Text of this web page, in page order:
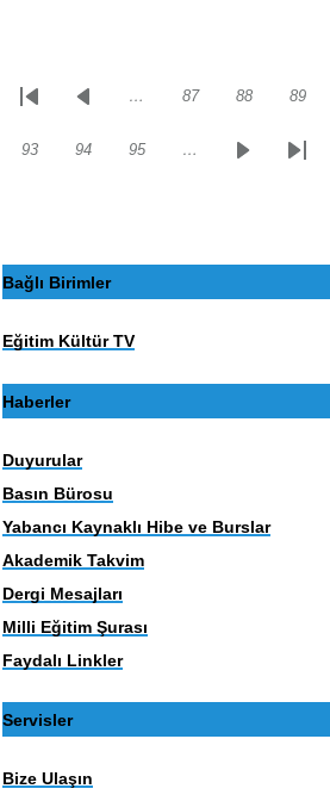
Sayfalama
İlk
Önceki… Sayfa
87 Sayfa
88 Sayfa
89
Sayfa
93 Sayfa
94 Sayfa
95 …
SonrakiSon
Bağlı Birimler
Eğitim Kültür TV
Haberler
Duyurular
Basın Bürosu
Yabancı Kaynaklı Hibe ve Burslar
Akademik Takvim
Dergi Mesajları
Milli Eğitim Şurası
Faydalı Linkler
Servisler
Bize Ulaşın